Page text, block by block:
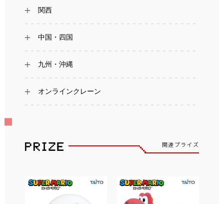
関西
中国・四国
九州・沖縄
オンラインクレーン
関連プライズ